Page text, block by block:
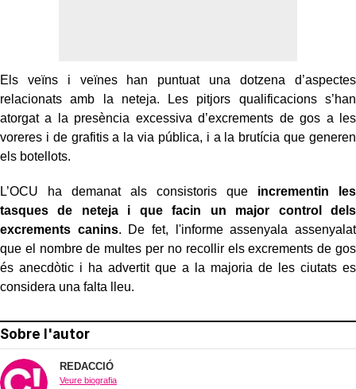
Els veïns i veïnes han puntuat una dotzena d’aspectes
relacionats amb la neteja. Les pitjors qualificacions s’han
atorgat a la presència excessiva d’excrements de gos a les
voreres i de grafitis a la via pública, i a la brutícia que generen
els botellots.
L’OCU ha demanat als consistoris queincrementin les
tasques de neteja i que facin un major control dels
excrements canins. De fet, l'informe assenyala assenyalat
que el nombre de multes per no recollir els excrements de gos
és anecdòtic i ha advertit que a la majoria de les ciutats es
considera una falta lleu.
Sobre l'autor
REDACCIÓ
Veure biografia